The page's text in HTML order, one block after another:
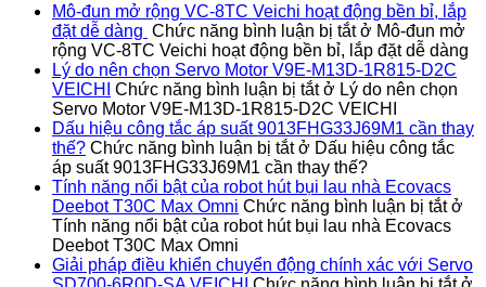
Mô-đun mở rộng VC-8TC Veichi hoạt động bền bỉ, lắp
đặt dễ dàng Chức năng bình luận bị tắtở Mô-đun mở
rộng VC-8TC Veichi hoạt động bền bỉ, lắp đặt dễ dàng
Lý do nên chọn Servo Motor V9E-M13D-1R815-D2C
VEICHI
Chức năng bình luận bị tắtở Lý do nên chọn
Servo Motor V9E-M13D-1R815-D2C VEICHI
Dấu hiệu công tắc áp suất 9013FHG33J69M1 cần thay
thế? Chức năng bình luận bị tắtở Dấu hiệu công tắc
áp suất 9013FHG33J69M1 cần thay thế?
Tính năng nổi bật của robot hút bụi lau nhà Ecovacs
Deebot T30C Max Omni Chức năng bình luận bị tắtở
Tính năng nổi bật của robot hút bụi lau nhà Ecovacs
Deebot T30C Max Omni
Giải pháp điều khiển chuyển động chính xác với Servo